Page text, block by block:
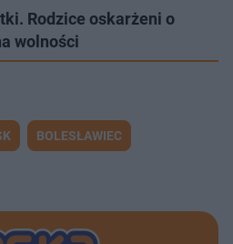
Rodzice oskarżeni o
wolności
BOLESŁAWIEC